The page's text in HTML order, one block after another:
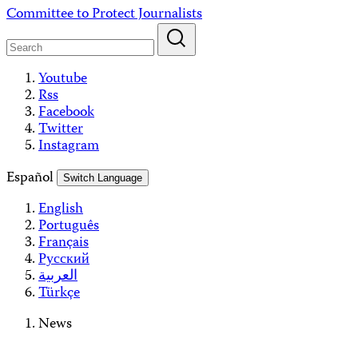
Skip
content
Committee to Protect Journalists
Youtube
Rss
Facebook
Twitter
Instagram
Español
Switch Language
English
Português
Français
Русский
العربية
Türkçe
News